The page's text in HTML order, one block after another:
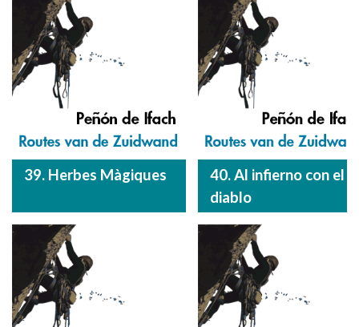
39. Herbes Màgiques
40. Al infierno con el
diablo